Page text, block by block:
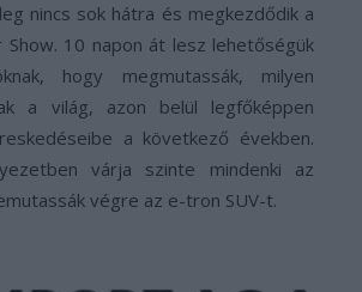
nincs sok hátra és megkezdődik a
Show. 10 napon át lesz lehetőségük
hogy megmutassák, milyen
a világ, azon belül legfőképpen
a következő években.
várja szinte mindenki az
végre az e-tron SUV-t.